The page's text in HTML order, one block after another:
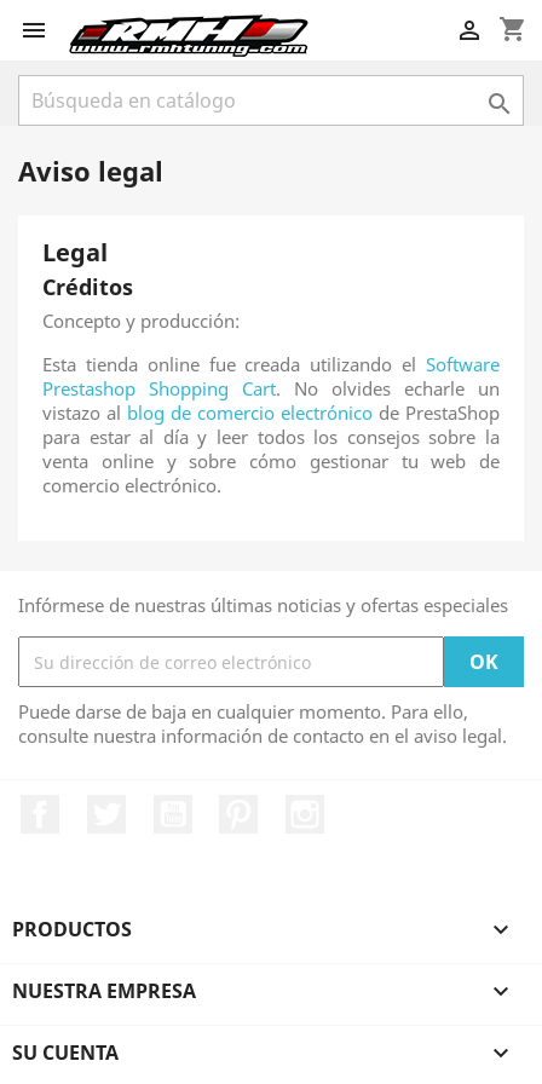
 shopping_cart


Aviso legal
Legal
Créditos
Concepto y producción:
Esta tienda online fue creada utilizando el Software
Prestashop Shopping Cart. No olvides echarle un
vistazo al blog de comercio electrónico de PrestaShop
para estar al día y leer todos los consejos sobre la
venta online y sobre cómo gestionar tu web de
comercio electrónico.
Infórmese de nuestras últimas noticias y ofertas especiales
Puede darse de baja en cualquier momento. Para ello,
consulte nuestra información de contacto en el aviso legal.
PRODUCTOS 
NUESTRA EMPRESA 
SU CUENTA 